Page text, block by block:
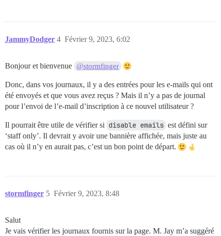
JammyDodger Février 9, 2023, 6:02
4
Bonjour et bienvenue @stormfinger
Donc, dans vos journaux, il y a des entrées pour les e-mails qui ont
été envoyés et que vous avez reçus ? Mais il n’y a pas de journal
pour l’envoi de l’e-mail d’inscription à ce nouvel utilisateur ?
Il pourrait être utile de vérifier si disable emails est défini sur
‘staff only’. Il devrait y avoir une bannière affichée, mais juste au
cas où il n’y en aurait pas, c’est un bon point de départ.
stormfinger Février 9, 2023, 8:48
5
Salut
Je vais vérifier les journaux fournis sur la page. M. Jay m’a suggéré